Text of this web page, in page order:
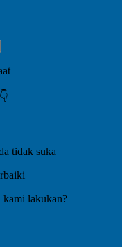
tidak suka
kami lakukan?